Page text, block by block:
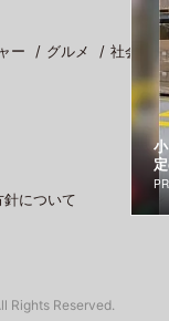
ー グルメ 社会
について
Rights Reserved.